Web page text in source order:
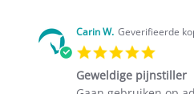
Carin W. Geverifieerde
rating
Geweldige pijnstiller